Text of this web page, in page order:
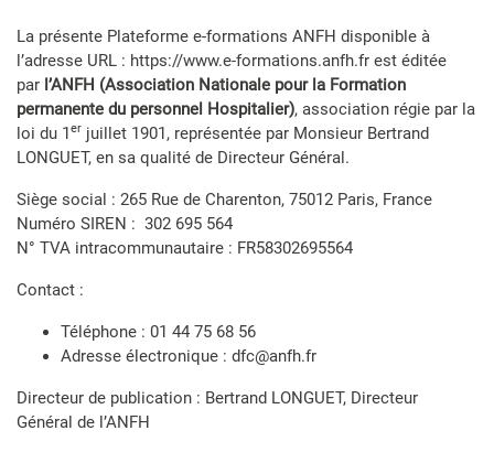
La présente Plateforme e-formations ANFH disponible à
l’adresse URL : https://www.e-formations.anfh.fr est éditée
par l’ANFH (Association Nationale pour la Formation
permanente du personnel Hospitalier), association régie par la
loi du 1er juillet 1901, représentée par Monsieur Bertrand
LONGUET, en sa qualité de Directeur Général.
Siège social : 265 Rue de Charenton, 75012 Paris, France
Numéro SIREN : 302 695 564
N° TVA intracommunautaire : FR58302695564
Contact :
Téléphone : 01 44 75 68 56
Adresse électronique : dfc@anfh.fr
Directeur de publication : Bertrand LONGUET, Directeur
Général de l’ANFH